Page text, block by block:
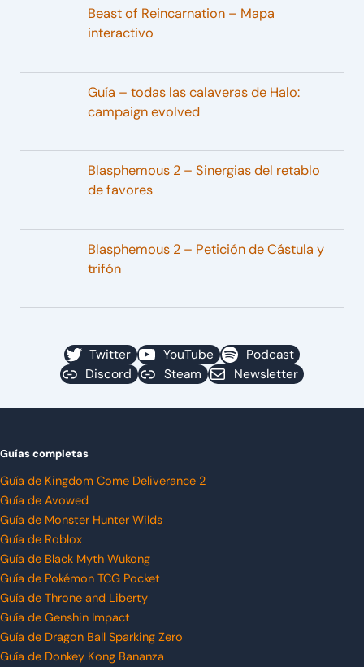
Beast of Reincarnation – Mapa
interactivo
Guía – todas las calaveras de Halo:
campaign evolved
Blasphemous 2 – Sinergias del retablo
de favores
Blasphemous 2 – Petición de Cástula y
trifón
Twitter YouTube
Podcast
Discord
Steam Newsletter
Guías completas
Guía de Kingdom Come Deliverance 2
Guía de Avowed
Guía de Monster Hunter Wilds
Guía de Roblox
Guía de Black Myth Wukong
Guía de Pokémon TCG Pocket
Guía de Throne and Liberty
Guía de Genshin Impact
Guía de Dragon Ball Sparking Zero
Guía de Donkey Kong Bananza